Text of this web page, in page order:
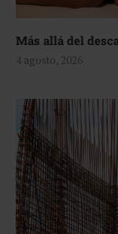
Más allá del
4 agosto, 2026